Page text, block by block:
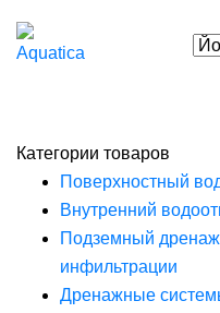
Категории товаров
Поверхностный
Внутренний
Подземный
инфильтрации
Дренажные